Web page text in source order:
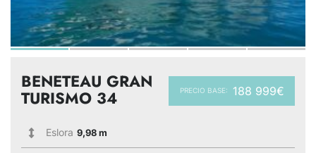
PRECIO BASE: 188 999€
BENETEAU GRAN
TURISMO 34
Eslora 9,98 m